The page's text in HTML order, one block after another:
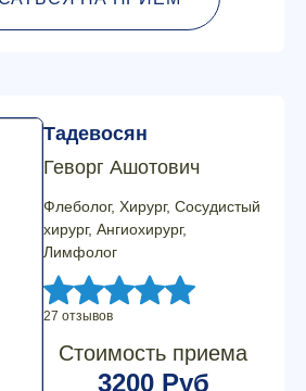
Тадевосян
Геворг Ашотович
Флеболог, Хирург, Сосудистый
хирург, Ангиохирург,
Лимфолог
27 отзывов
Стоимость приема
3200 Руб